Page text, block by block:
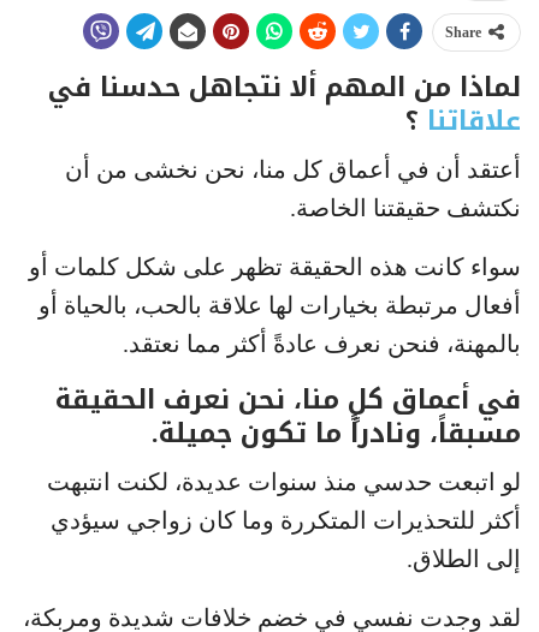
Share
لماذا من المهم ألا نتجاهل حدسنا في
علاقاتنا ؟
أعتقد أن في أعماق كل منا، نحن نخشى من أن
نكتشف حقيقتنا الخاصة.
سواء كانت هذه الحقيقة تظهر على شكل كلمات أو
أفعال مرتبطة بخيارات لها علاقة بالحب، بالحياة أو
بالمهنة، فنحن نعرف عادةً أكثر مما نعتقد.
في أعماق كلٍ منا، نحن نعرف الحقيقة
مسبقاً، ونادراً ما تكون جميلة.
لو اتبعت حدسي منذ سنوات عديدة، لكنت انتبهت
أكثر للتحذيرات المتكررة وما كان زواجي سيؤدي
إلى الطلاق.
لقد وجدت نفسي في خضم خلافات شديدة ومربكة،